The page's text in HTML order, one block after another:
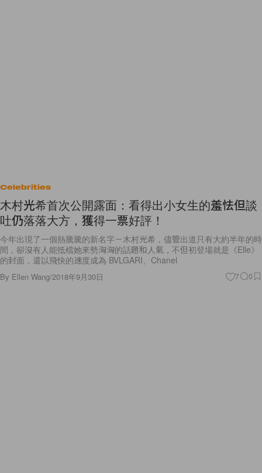
Celebrities
木村光希首次公開露面：看得出小女生的羞怯但談
吐仍落落大方，獲得一票好評！
今年出現了一個熱騰騰的新名字－木村光希，儘管出道只有大約半年的時
間，卻沒有人能抵檔她來勢洶洶的話題和人氣，不但初登場就是《Elle》
的封面，還以飛快的速度成為 BVLGARI、Chanel
By Ellen Wang/2018年9月30日 7 0